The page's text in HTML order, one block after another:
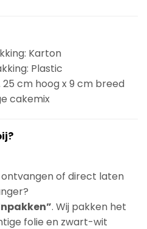
Karton
Plastic
cm hoog x 9 cm breed
cakemix
of direct laten
. Wij pakken het
folie en zwart-wit